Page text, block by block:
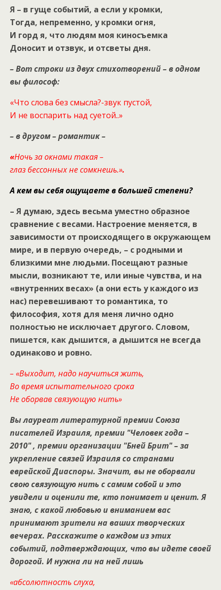
Я – в гуще событий, а если у кромки,
Тогда, непременно, у кромки огня,
И горд я, что людям моя киносъемка
Доносит и отзвук, и отсветы дня.
– Вот строки из двух стихотворений – в одном
вы философ:
«Что слова без смысла?-звук пустой,
И не воспарить над суетой..»
–в другом – романтик –
«Ночь за окнами такая –
глаз бессонных не сомкнешь.».
А кем вы себя ощущаете в большей степени?
– Я думаю, здесь весьма уместно образное
сравнение с весами. Настроение меняется, в
зависимости от происходящего в окружающем
мире, и в первую очередь, – с родными и
близкими мне людьми. Посещают разные
мысли, возникают те, или иные чувства, и на
«внутренних весах» (а они есть у каждого из
нас) перевешивают то романтика, то
философия, хотя для меня лично одно
полностью не исключает другого. Словом,
пишется, как дышится, а дышится не всегда
одинаково и ровно.
– «Выходит, надо научиться жить,
Во время испытательного срока
Не оборвав связующую нить»
Вылауреат литературной премии Союза
писателей Израиля, премии "Человек года –
2010" , премии организации "Бней Брит" – за
укрепление связей Израиля со странами
еврейской Диаспоры. Значит, вы не оборвали
свою связующую нить с самим собой и это
увидели и оценили те, кто понимает и ценит. Я
знаю, с какой любовью и вниманием вас
принимают зрители на ваших творческих
вечерах. Расскажите о каждом из этих
событий, подтверждающих, что вы идете своей
дорогой. И нужна ли на ней лишь
«абсолютность слуха,